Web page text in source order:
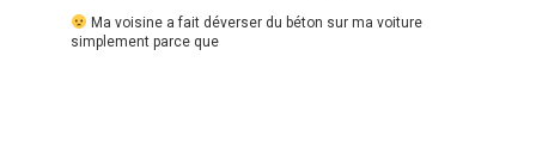
Ma voisine a fait déverser du béton sur ma voiture
simplement parce que